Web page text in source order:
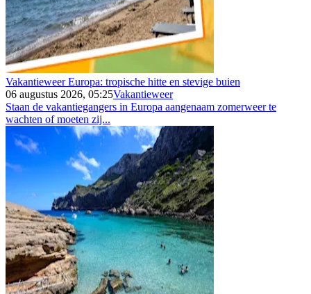
Vakantieweer Europa: tropische hitte en stevige buien
06 augustus 2026, 05:25Vakantieweer
Staan de vakantiegangers in Europa aangenaam zomerweer te
wachten of moeten zij...